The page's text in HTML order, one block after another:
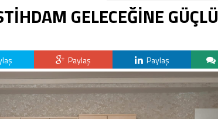
GELECEĞİNE GÜÇLÜ
Paylaş Paylaş